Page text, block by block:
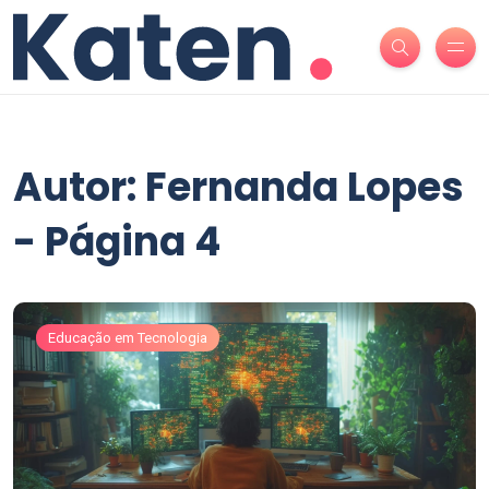
Autor: Fernanda Lopes
- Página 4
Educação em Tecnologia